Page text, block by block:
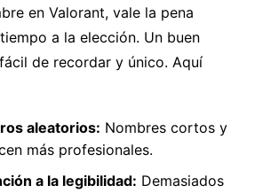
en Valorant, vale la pena
a la elección. Un buen
de recordar y único. Aquí
aleatorios: Nombres cortos y
más profesionales.
a la legibilidad: Demasiados